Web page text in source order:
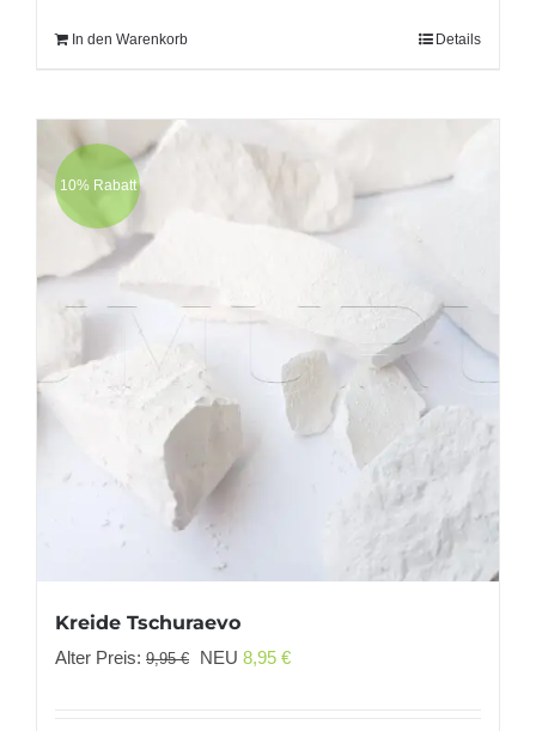
In den Warenkorb Details
10% Rabatt
Kreide Tschuraevo
Alter Preis: 9,95€
Ursprünglicher
NEU 8,95 €Aktueller